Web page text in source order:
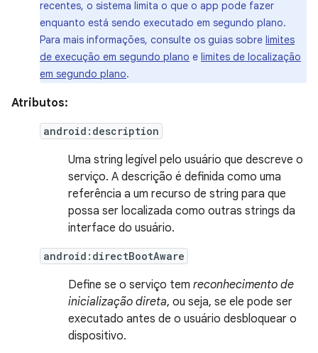
recentes, o sistema limita o que o app pode fazer
enquanto está sendo executado em segundo plano.
Para mais informações, consulte os guias sobre limites
de execução em segundo plano e limites de localização
em segundo plano.
Atributos:
android:description
Uma string legível pelo usuário que descreve o
serviço. A descrição é definida como uma
referência a um recurso de string para que
possa ser localizada como outras strings da
interface do usuário.
android:directBootAware
Define se o serviço tem reconhecimento de
inicialização direta, ou seja, se ele pode ser
executado antes de o usuário desbloquear o
dispositivo.